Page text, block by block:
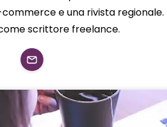
e una rivista regionale.
scrittore freelance.